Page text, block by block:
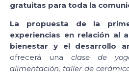
gratuitas para toda la
La propuesta de la
experiencias en relación al
bienestar y el desarrollo
ofrecerá una clase de
alimentación, taller de